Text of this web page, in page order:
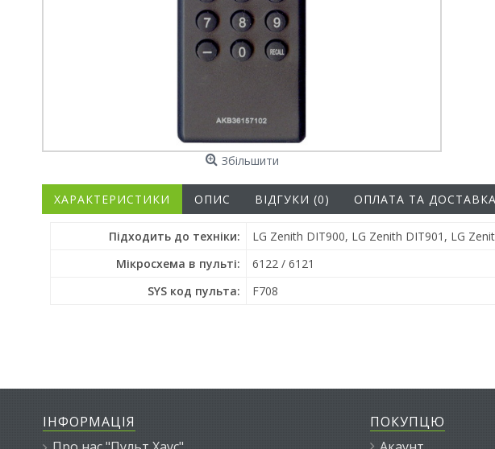
Збільшити
ХАРАКТЕРИСТИКИ ОПИС ВІДГУКИ (0) ОПЛАТА ТА ДОСТАВКА
Підходить до техніки:
LG Zenith DIT900, LG Zenith DIT901, LG
Мікросхема в пульті:
6122 / 6121
SYS код пульта:
F708
ІНФОРМАЦІЯ
ПОКУПЦЮ